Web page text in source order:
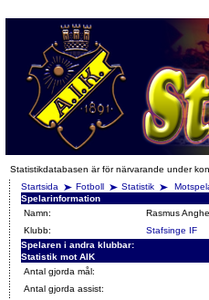
Statistikdatabasen är för närvarande under
Startsida
Fotboll Statistik
Spelarinformation
Namn:
Rasmus
Klubb:
Stafsinge IF
Spelaren i andra klubbar:
Statistik mot AIK
Antal gjorda mål:
Antal gjorda assist: